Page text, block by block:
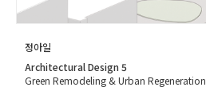
정아일
Architectural Design 5
Green Remodeling & Urban Regeneration